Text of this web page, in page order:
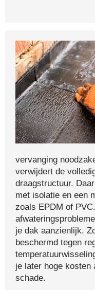
vervanging
verwijdert de
draagstructuur.
met isolatie en een
zoals EPDM of
je dak aanzienlijk.
beschermd tegen
je later hoge kosten
schade.